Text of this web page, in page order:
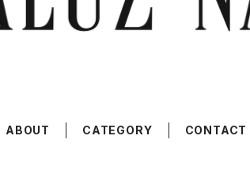
ABOUT CATEGORY CONTACT